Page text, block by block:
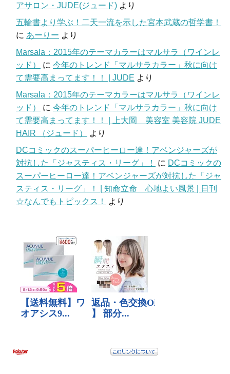
アサロン・JUDE(ジュード) より
五輪書より学ぶ！二天一流を示した宮本武蔵の哲学書！
に あーりー より
Marsala：2015年のテーマカラーはマルサラ（ワインレ
ッド）
に 今年のトレンド「マルサラカラー」秋に向け
て需要高まってます！！ | JUDE より
Marsala：2015年のテーマカラーはマルサラ（ワインレ
ッド）
に 今年のトレンド「マルサラカラー」秋に向け
て需要高まってます！！ | 上大岡 美容室 美容院 JUDE
HAIR （ジュード）
より
DCコミックのスーパーヒーロー達！アベンジャーズが
対抗した「ジャスティス・リーグ」！
に DCコミックの
スーパーヒーロー達！アベンジャーズが対抗した「ジャ
スティス・リーグ」！ | 知命立命 心地よい風景 | 日刊
☆なんでもトピックス！
より